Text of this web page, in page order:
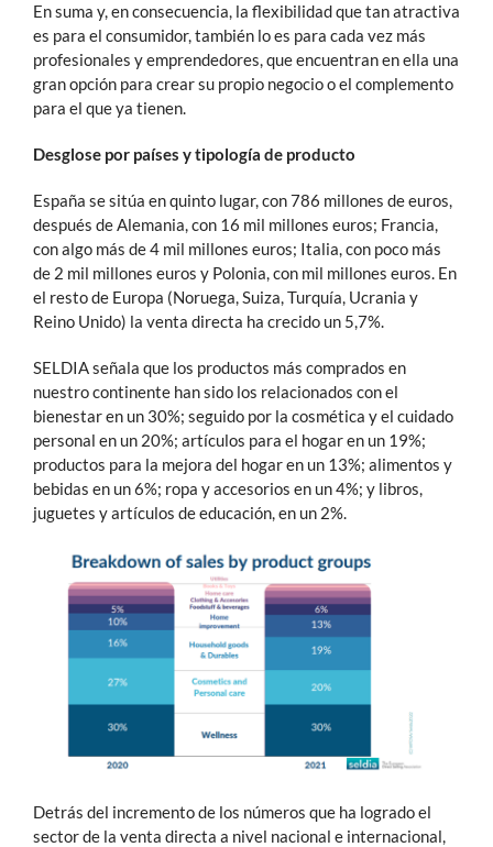
En suma y, en consecuencia, la flexibilidad que tan atractiva
es para el consumidor, también lo es para cada vez más
profesionales y emprendedores, que encuentran en ella una
gran opción para crear su propio negocio o el complemento
para el que ya tienen.
Desglose por países y tipología de producto
España se sitúa en quinto lugar, con 786 millones de euros,
después de Alemania, con 16 mil millones euros; Francia,
con algo más de 4 mil millones euros; Italia, con poco más
de 2 mil millones euros y Polonia, con mil millones euros. En
el resto de Europa (Noruega, Suiza, Turquía, Ucrania y
Reino Unido) la venta directa ha crecido un 5,7%.
SELDIA señala que los productos más comprados en
nuestro continente han sido los relacionados con el
bienestar en un 30%; seguido por la cosmética y el cuidado
personal en un 20%; artículos para el hogar en un 19%;
productos para la mejora del hogar en un 13%; alimentos y
bebidas en un 6%; ropa y accesorios en un 4%; y libros,
juguetes y artículos de educación, en un 2%.
Detrás del incremento de los números que ha logrado el
sector de la venta directa a nivel nacional e internacional,